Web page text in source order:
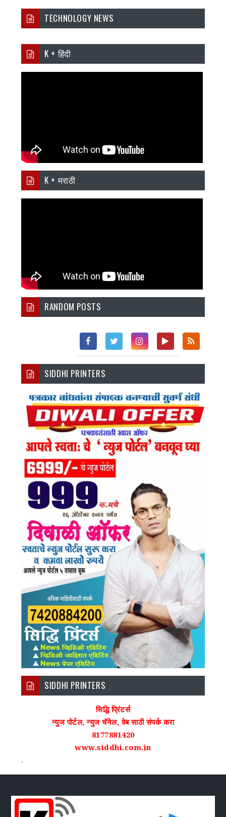
TECHNOLOGY NEWS
K + हिंदी
K + मराठी
RANDOM POSTS
Fac
Ebo
Ok
Twi
Inst
Am
You
E
SIDDHI PRINTERS
SIDDHI PRINTERS
सिद्धि प्रिंटर्स
न्युज पोर्टल, न्युज चॅनेल, वेब साठी संपर्क करा
8177881420
www.siddhi.com.in
.